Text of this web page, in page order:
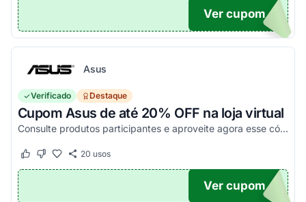
O100
Ver cupom
Asus
Verificado Destaque
Cupom Asus de até 20% OFF na loja virtual
Consulte produtos participantes e aproveite agora esse código promocional!
Este cupom funcionou
Este cupom não funcionou
20 usos
20
Ver cupom